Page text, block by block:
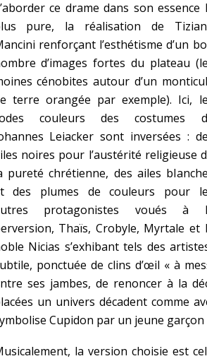
ce drame dans son essence
pure, la réalisation de
renforçant l’esthétisme d’un
d’images fortes du plateau
cénobites autour d’un
terre orangée par exemple). Ici,
couleurs des costumes
Leiacker sont inversées :
noires pour l’austérité religieuse
pureté chrétienne, des ailes
des plumes de couleurs pour
protagonistes voués à
Thaïs, Crobyle, Myrtale et
Nicias s’exhibant tels des
ponctuée de clins d’œil « à
ses jambes, de renoncer à la
un univers décadent comme
Cupidon par un jeune garçon
la version choisie est